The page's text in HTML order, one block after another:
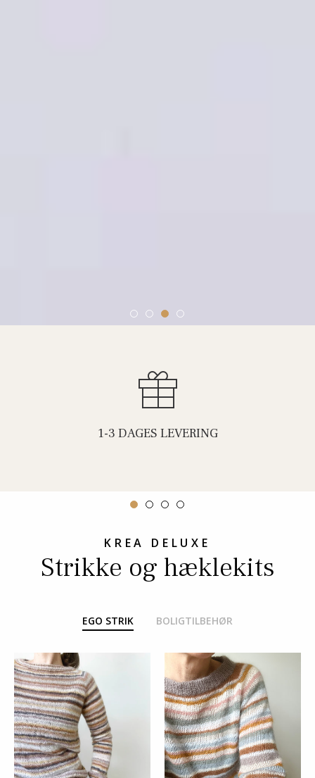
1-3 DAGES LEVERING
KREA DELUXE
Strikke og hæklekits
EGO STRIK BOLIGTILBEHØR